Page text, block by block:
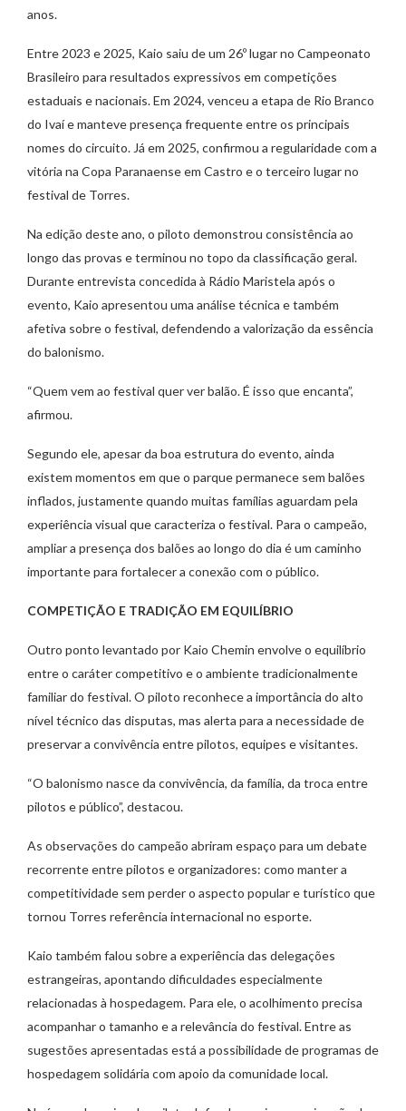
anos.
Entre 2023 e 2025, Kaio saiu de um 26º lugar no Campeonato
Brasileiro para resultados expressivos em competições
estaduais e nacionais. Em 2024, venceu a etapa de Rio Branco
do Ivaí e manteve presença frequente entre os principais
nomes do circuito. Já em 2025, confirmou a regularidade com a
vitória na Copa Paranaense em Castro e o terceiro lugar no
festival de Torres.
Na edição deste ano, o piloto demonstrou consistência ao
longo das provas e terminou no topo da classificação geral.
Durante entrevista concedida à Rádio Maristela após o
evento, Kaio apresentou uma análise técnica e também
afetiva sobre o festival, defendendo a valorização da essência
do balonismo.
“Quem vem ao festival quer ver balão. É isso que encanta”,
afirmou.
Segundo ele, apesar da boa estrutura do evento, ainda
existem momentos em que o parque permanece sem balões
inflados, justamente quando muitas famílias aguardam pela
experiência visual que caracteriza o festival. Para o campeão,
ampliar a presença dos balões ao longo do dia é um caminho
importante para fortalecer a conexão com o público.
COMPETIÇÃO E TRADIÇÃO EM EQUILÍBRIO
Outro ponto levantado por Kaio Chemin envolve o equilíbrio
entre o caráter competitivo e o ambiente tradicionalmente
familiar do festival. O piloto reconhece a importância do alto
nível técnico das disputas, mas alerta para a necessidade de
preservar a convivência entre pilotos, equipes e visitantes.
“O balonismo nasce da convivência, da família, da troca entre
pilotos e público”, destacou.
As observações do campeão abriram espaço para um debate
recorrente entre pilotos e organizadores: como manter a
competitividade sem perder o aspecto popular e turístico que
tornou Torres referência internacional no esporte.
Kaio também falou sobre a experiência das delegações
estrangeiras, apontando dificuldades especialmente
relacionadas à hospedagem. Para ele, o acolhimento precisa
acompanhar o tamanho e a relevância do festival. Entre as
sugestões apresentadas está a possibilidade de programas de
hospedagem solidária com apoio da comunidade local.